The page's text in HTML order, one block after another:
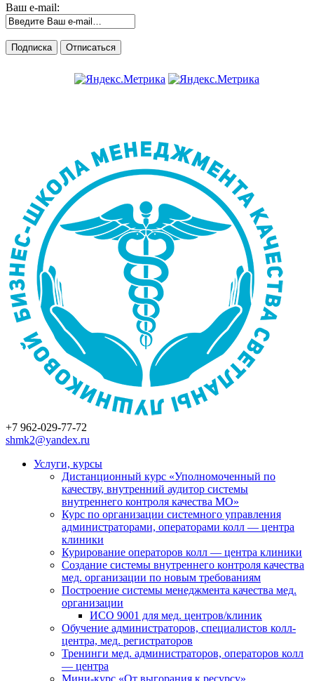
Ваш e-mail:
+7 962-029-77-72
shmk2@yandex.ru
Услуги, курсы
Дистанционный курс «Уполномоченный по
качеству, внутренний аудитор системы
внутреннего контроля качества МО»
Курс по организации системного управления
администраторами, операторами колл — центра
клиники
Курирование операторов колл — центра клиники
Создание системы внутреннего контроля качества
мед. организации по новым требованиям
Построение системы менеджмента качества мед.
организации
ИСО 9001 для мед. центров/клиник
Обучение администраторов, специалистов колл-
центра, мед. регистраторов
Тренинги мед. администраторов, операторов колл
— центра